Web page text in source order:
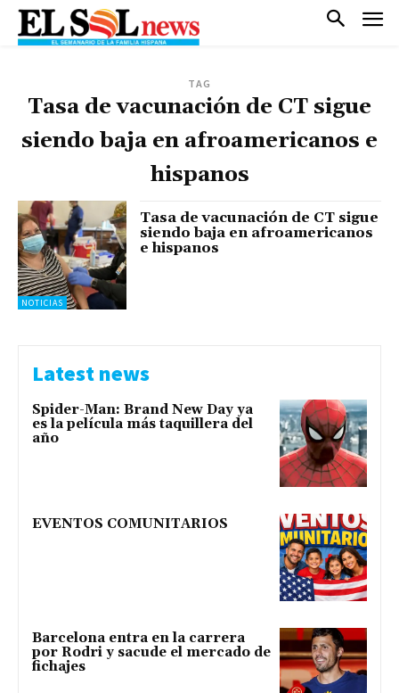
TAG
Tasa de vacunación de CT sigue
siendo baja en afroamericanos e
hispanos
NOTICIAS
Tasa de vacunación de CT sigue
siendo baja en afroamericanos
e hispanos
Latest news
Spider-Man: Brand New Day ya
es la película más taquillera del
año
EVENTOS COMUNITARIOS
Barcelona entra en la carrera
por Rodri y sacude el mercado de
fichajes